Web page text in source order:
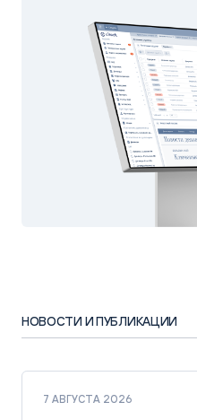
НОВОСТИ И ПУБЛИКАЦИИ
7 АВГУСТА 2026